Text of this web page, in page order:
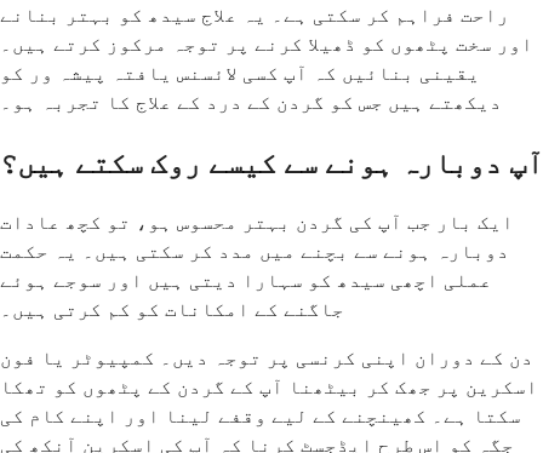
راحت فراہم کر سکتی ہے۔ یہ علاج سیدھ کو بہتر بنانے
اور سخت پٹھوں کو ڈھیلا کرنے پر توجہ مرکوز کرتے ہیں۔
یقینی بنائیں کہ آپ کسی لائسنس یافتہ پیشہ ور کو
دیکھتے ہیں جس کو گردن کے درد کے علاج کا تجربہ ہو۔
آپ دوبارہ ہونے سے کیسے روک سکتے ہیں؟
ایک بار جب آپ کی گردن بہتر محسوس ہو، تو کچھ عادات
دوبارہ ہونے سے بچنے میں مدد کر سکتی ہیں۔ یہ حکمت
عملی اچھی سیدھ کو سہارا دیتی ہیں اور سوجے ہوئے
جاگنے کے امکانات کو کم کرتی ہیں۔
دن کے دوران اپنی کرنسی پر توجہ دیں۔ کمپیوٹر یا فون
اسکرین پر جھک کر بیٹھنا آپ کے گردن کے پٹھوں کو تھکا
سکتا ہے۔ کھینچنے کے لیے وقفے لینا اور اپنے کام کی
جگہ کو اس طرح ایڈجسٹ کرنا کہ آپ کی اسکرین آنکھ کی